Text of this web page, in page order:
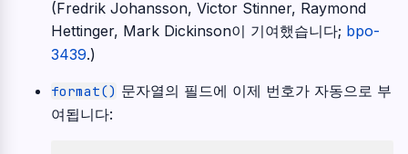
(Fredrik Johansson, Victor Stinner, Raymond
Hettinger, Mark Dickinson이 기여했습니다; bpo-
3439.)
format() 문자열의 필드에 이제 번호가 자동으로 부
여됩니다: